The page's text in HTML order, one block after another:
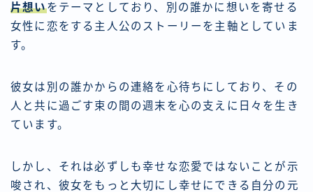
片想いをテーマとしており、別の誰かに想いを寄せる
女性に恋をする主人公のストーリーを主軸としていま
す。
彼女は別の誰かからの連絡を心待ちにしており、その
人と共に過ごす束の間の週末を心の支えに日々を生き
ています。
しかし、それは必ずしも幸せな恋愛ではないことが示
唆され、彼女をもっと大切にし幸せにできる自分の元